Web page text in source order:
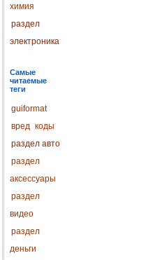
химия
раздел
электроника
Самые
читаемые
теги
guiformat
вред коды
раздел авто
раздел
аксессуары
раздел
видео
раздел
деньги